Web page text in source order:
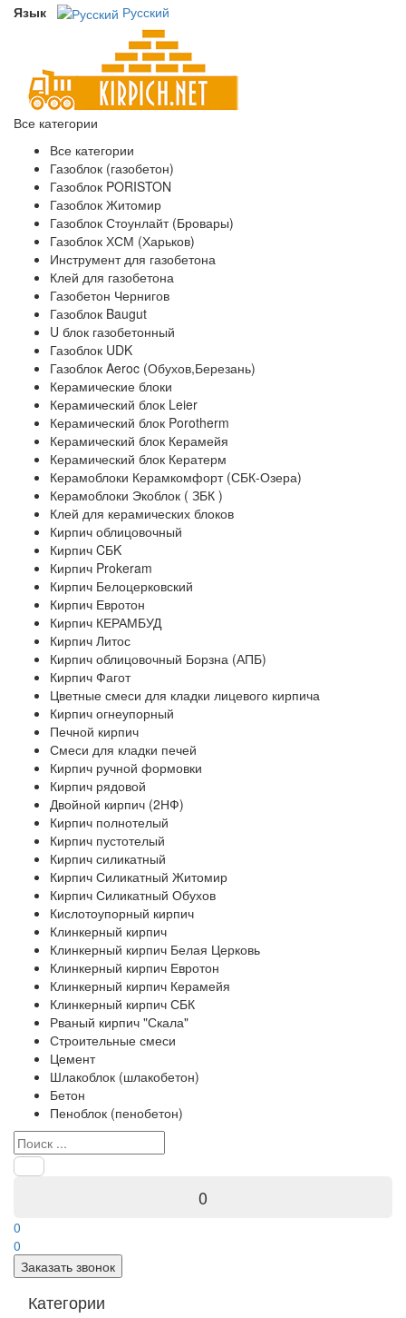
Язык Русский
Все категории
Все категории
Газоблок (газобетон)
Газоблок PORISTON
Газоблок Житомир
Газоблок Стоунлайт (Бровары)
Газоблок ХСМ (Харьков)
Инструмент для газобетона
Клей для газобетона
Газобетон Чернигов
Газоблок Baugut
U блок газобетонный
Газоблок UDK
Газоблок Aeroc (Обухов,Березань)
Керамические блоки
Керамический блок Leier
Керамический блок Porotherm
Керамический блок Керамейя
Керамический блок Кератерм
Керамоблоки Керамкомфорт (СБК-Озера)
Керамоблоки Экоблок ( ЗБК )
Клей для керамических блоков
Кирпич облицовочный
Кирпич CБK
Кирпич Prokeram
Кирпич Белоцерковский
Кирпич Евротон
Кирпич КЕРАМБУД
Кирпич Литос
Кирпич облицовочный Борзна (АПБ)
Кирпич Фагот
Цветные смеси для кладки лицевого кирпича
Кирпич огнеупорный
Печной кирпич
Смеси для кладки печей
Кирпич ручной формовки
Кирпич рядовой
Двойной кирпич (2НФ)
Кирпич полнотелый
Кирпич пустотелый
Кирпич силикатный
Кирпич Силикатный Житомир
Кирпич Силикатный Обухов
Кислотоупорный кирпич
Клинкерный кирпич
Клинкерный кирпич Белая Церковь
Клинкерный кирпич Евротон
Клинкерный кирпич Керамейя
Клинкерный кирпич СБК
Рваный кирпич "Скала"
Строительные смеси
Цемент
Шлакоблок (шлакобетон)
Бетон
Пеноблок (пенобетон)
0
0
0
Заказать звонок
Категории